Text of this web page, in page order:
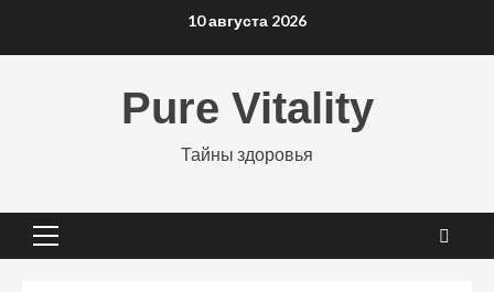
10 августа 2026
Pure Vitality
Тайны здоровья
Основное